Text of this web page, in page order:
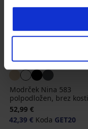
Modrček Nina 583
polpodložen, brez kosti
52,99 €
42,39 € Koda GET20